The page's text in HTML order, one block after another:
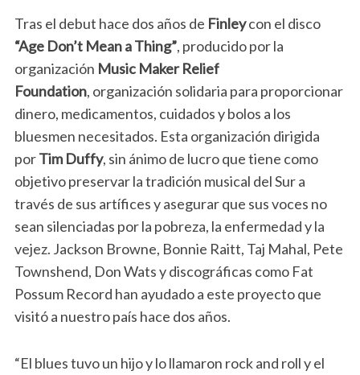
Tras el debut hace dos años de Finleycon el disco
“Age Don’t Mean a Thing”, producido por la
organización Music Maker Relief
Foundation, organización solidaria para proporcionar
dinero, medicamentos, cuidados y bolos a los
bluesmen necesitados. Esta organización dirigida
porTim Duffy, sin ánimo de lucro que tiene como
objetivo preservar la tradición musical del Sur a
través de sus artífices y asegurar que sus voces no
sean silenciadas por la pobreza, la enfermedad y la
vejez. Jackson Browne, Bonnie Raitt, Taj Mahal, Pete
Townshend, Don Wats y discográficas como Fat
Possum Record han ayudado a este proyecto que
visitó a nuestro país hace dos años.
“El blues tuvo un hijo y lo llamaron rock and roll y el